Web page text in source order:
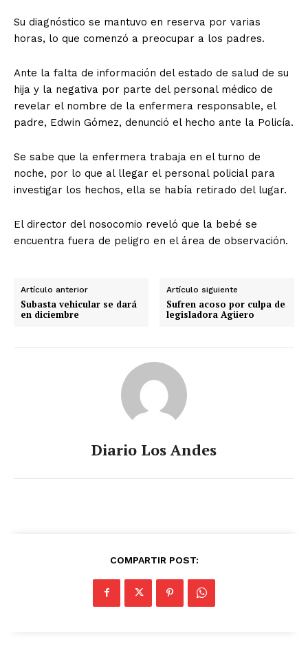
Su diagnóstico se mantuvo en reserva por varias
horas, lo que comenzó a preocupar a los padres.
Ante la falta de información del estado de salud de su
hija y la negativa por parte del personal médico de
revelar el nombre de la enfermera responsable, el
padre, Edwin Gómez, denunció el hecho ante la Policía.
Se sabe que la enfermera trabaja en el turno de
noche, por lo que al llegar el personal policial para
investigar los hechos, ella se había retirado del lugar.
El director del nosocomio reveló que la bebé se
encuentra fuera de peligro en el área de observación.
Artículo anterior
Subasta vehicular se dará
en diciembre
Artículo siguiente
Sufren acoso por culpa de
legisladora Agüero
Diario Los Andes
COMPARTIR POST: